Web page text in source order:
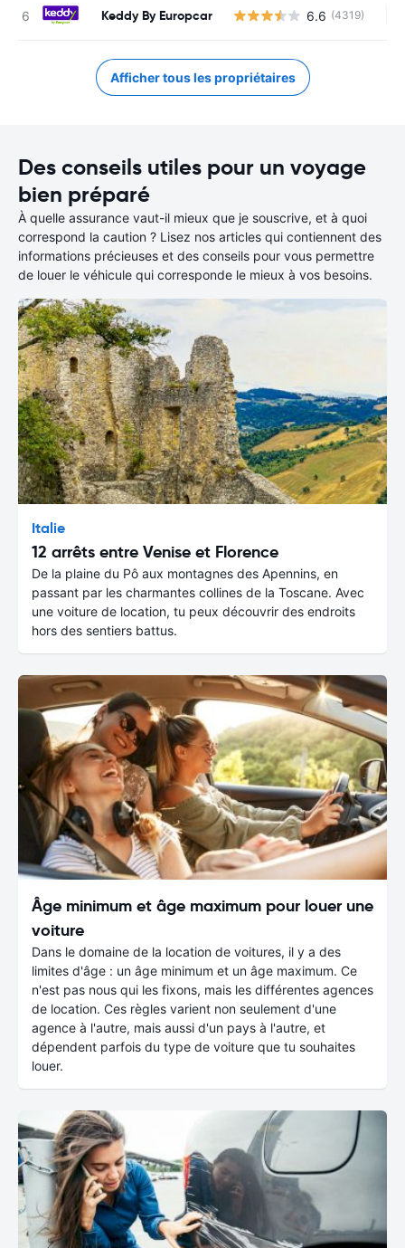
Keddy By Europcar 6.6 (4319)
Afficher tous les propriétaires
Des conseils utiles pour un voyage
bien préparé
À quelle assurance vaut-il mieux que je souscrive, et à quoi
correspond la caution ? Lisez nos articles qui contiennent des
informations précieuses et des conseils pour vous permettre
de louer le véhicule qui corresponde le mieux à vos besoins.
Italie
12 arrêts entre Venise et Florence
De la plaine du Pô aux montagnes des Apennins, en
passant par les charmantes collines de la Toscane. Avec
une voiture de location, tu peux découvrir des endroits
hors des sentiers battus.
Âge minimum et âge maximum pour louer une
voiture
Dans le domaine de la location de voitures, il y a des
limites d'âge : un âge minimum et un âge maximum. Ce
n'est pas nous qui les fixons, mais les différentes agences
de location. Ces règles varient non seulement d'une
agence à l'autre, mais aussi d'un pays à l'autre, et
dépendent parfois du type de voiture que tu souhaites
louer.